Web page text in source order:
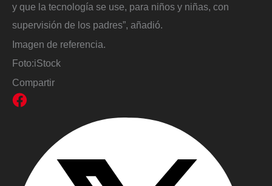
y que la tecnología se use, para niños y niñas, con
supervisión de los padres”, añadió.
Imagen de referencia.
Foto:iStock
Compartir